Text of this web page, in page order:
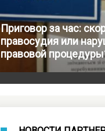
Приговор за час:
правосудия или
правовой